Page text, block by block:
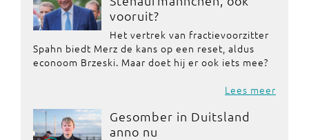
vooruit?
Het vertrek van fractievoorzitter
Spahn biedt Merz de kans op een reset, aldus
econoom Brzeski. Maar doet hij er ook iets mee?
Lees meer
Gesomber in Duitsland
anno nu